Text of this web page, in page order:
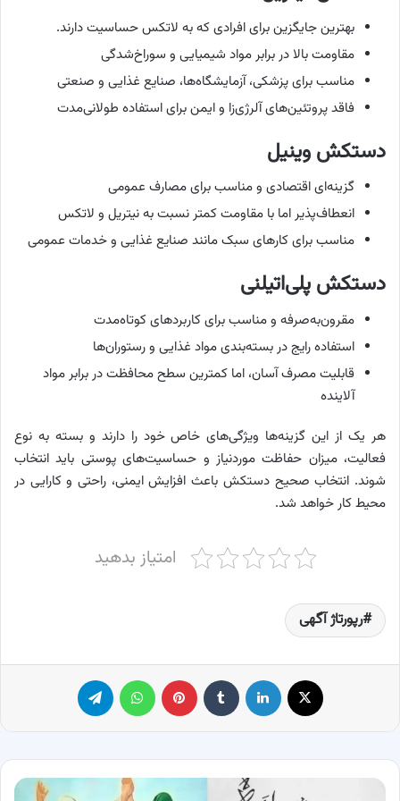
بهترین جایگزین برای افرادی که به لاتکس حساسیت دارند.
مقاومت بالا در برابر مواد شیمیایی و سوراخ‌شدگی
مناسب برای پزشکی، آزمایشگاه‌ها، صنایع غذایی و صنعتی
فاقد پروتئین‌های آلرژی‌زا و ایمن برای استفاده طولانی‌مدت
دستکش وینیل
گزینه‌ای اقتصادی و مناسب برای مصارف عمومی
انعطاف‌پذیر اما با مقاومت کمتر نسبت به نیتریل و لاتکس
مناسب برای کارهای سبک مانند صنایع غذایی و خدمات عمومی
دستکش پلی‌اتیلنی
مقرون‌به‌صرفه و مناسب برای کاربردهای کوتاه‌مدت
استفاده رایج در بسته‌بندی مواد غذایی و رستوران‌ها
قابلیت مصرف آسان، اما کمترین سطح محافظت در برابر مواد
آلاینده
هر یک از این گزینه‌ها ویژگی‌های خاص خود را دارند و بسته به نوع
فعالیت، میزان حفاظت موردنیاز و حساسیت‌های پوستی باید انتخاب
شوند. انتخاب صحیح دستکش باعث افزایش ایمنی، راحتی و کارایی در
محیط کار خواهد شد.
امتیاز بدهید
رپورتاژ آگهی
لینکدین ‫تامبلر پینترست
50